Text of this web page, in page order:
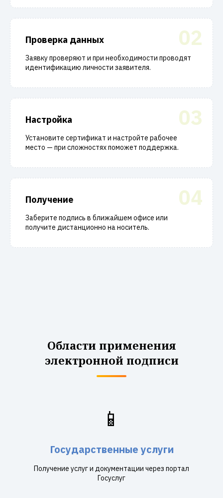
02
Проверка данных
Заявку проверяют и при необходимости проводят
идентификацию личности заявителя.
03
Настройка
Установите сертификат и настройте рабочее
место — при сложностях поможет поддержка.
04
Получение
Заберите подпись в ближайшем офисе или
получите дистанционно на носитель.
Области применения
электронной подписи
📱
Государственные услуги
Получение услуг и документации через портал
Госуслуг